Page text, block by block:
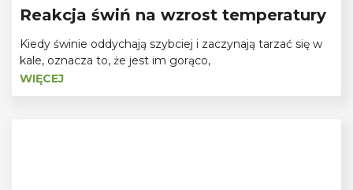
Reakcja świń na wzrost temperatury
Kiedy świnie oddychają szybciej i zaczynają tarzać się w
kale, oznacza to, że jest im gorąco,
WIĘCEJ